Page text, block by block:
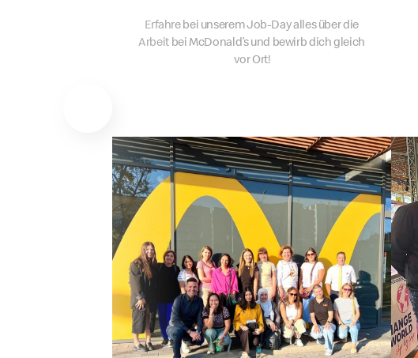
Erfahre bei unserem Job-Day alles über die
Arbeit bei McDonald’s und bewirb dich gleich
vor Ort!